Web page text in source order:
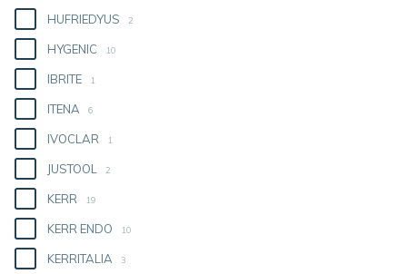
HUFRIEDYUS 2
HYGENIC 10
IBRITE 1
ITENA 6
IVOCLAR 1
JUSTOOL 2
KERR 19
KERR ENDO 10
KERRITALIA 3